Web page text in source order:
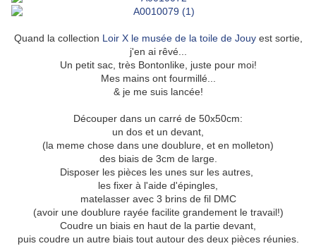
Quand la collection Loir X le musée de la toile de Jouyest sortie,
j'en ai rêvé...
Un petit sac, très Bontonlike, juste pour moi!
Mes mains ont fourmillé...
& je me suis lancée!
Découper dans un carré de 50x50cm:
un dos et un devant,
(la meme chose dans une doublure, et en molleton)
des biais de 3cm de large.
Disposer les pièces les unes sur les autres,
les fixer à l'aide d'épingles,
matelasser avec 3 brins de fil DMC
(avoir une doublure rayée facilite grandement le travail!)
Coudre un biais en haut de la partie devant,
puis coudre un autre biais tout autour des deux pièces réunies.